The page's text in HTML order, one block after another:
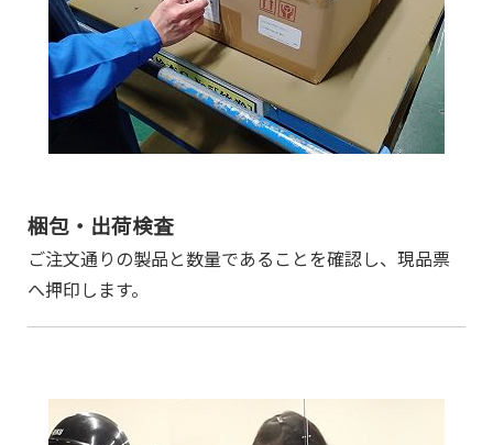
梱包・出荷検査
ご注文通りの製品と数量であることを確認し、現品票
へ押印します。